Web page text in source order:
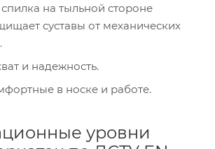
на тыльной стороне
суставы от механических
и надежность.
в носке и работе.
уровни